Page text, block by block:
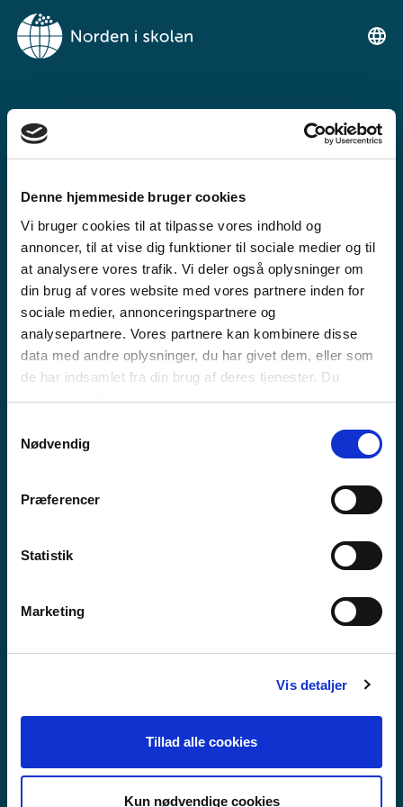
Denne hjemmeside bruger cookies
Vi bruger cookies til at tilpasse vores indhold og
annoncer, til at vise dig funktioner til sociale medier og til
at analysere vores trafik. Vi deler også oplysninger om
din brug af vores website med vores partnere inden for
sociale medier, annonceringspartnere og
analysepartnere. Vores partnere kan kombinere disse
data med andre oplysninger, du har givet dem, eller som
de har indsamlet fra din brug af deres tjenester. Du
samtykker til vores cookies, hvis du fortsætter med at
Nødvendig
Præferencer
Statistik
Marketing
Vis detaljer
Tillad alle cookies
Kun nødvendige cookies
VELKOMMEN TIL
NORDEN I SKOLEN
En gratis undervisningsplattform for
grunnskolen og videregående
GRUNNSKOLE
VIDEREGÅENDE SKOLE